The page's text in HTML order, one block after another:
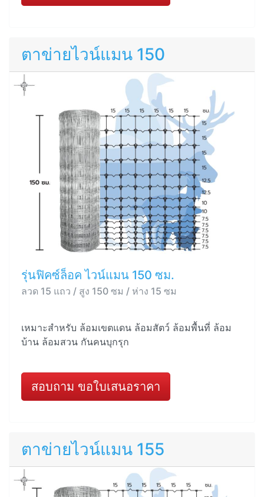
ตาข่ายไวน์แมน 150
รุ่นฟิคซ์ล็อค ไวน์แมน 150 ซม.
ลวด 15 แถว / สูง 150 ซม / ห่าง 15 ซม
เหมาะสำหรับ ล้อมเขตแดน ล้อมสัตว์ ล้อมพื้นที่ ล้อม
บ้าน ล้อมสวน กันคนบุกรุก
สอบถาม ขอใบเสนอราคา
ตาข่ายไวน์แมน 155